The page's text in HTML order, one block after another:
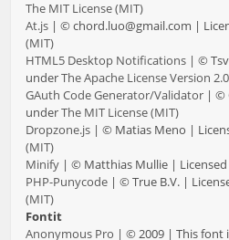
The MIT License (MIT)
At.js | © chord.luo@gmail.com |
(MIT)
HTML5 Desktop Notifications | ©
underThe Apache License Version 2.0
GAuth Code Generator/Validator | ©
underThe MIT License (MIT)
Dropzone.js | © Matias Meno |
(MIT)
Minify | © Matthias Mullie |
PHP-Punycode | © True B.V. |
(MIT)
Fontit
Anonymous Pro | © 2009 | This font